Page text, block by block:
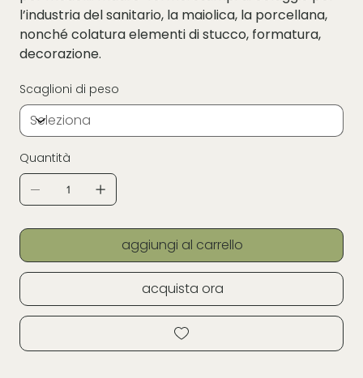
l’industria del sanitario, la maiolica, la porcellana,
nonché colatura elementi di stucco, formatura,
decorazione.
Scaglioni di peso
Quantità
aggiungi al carrello
acquista ora